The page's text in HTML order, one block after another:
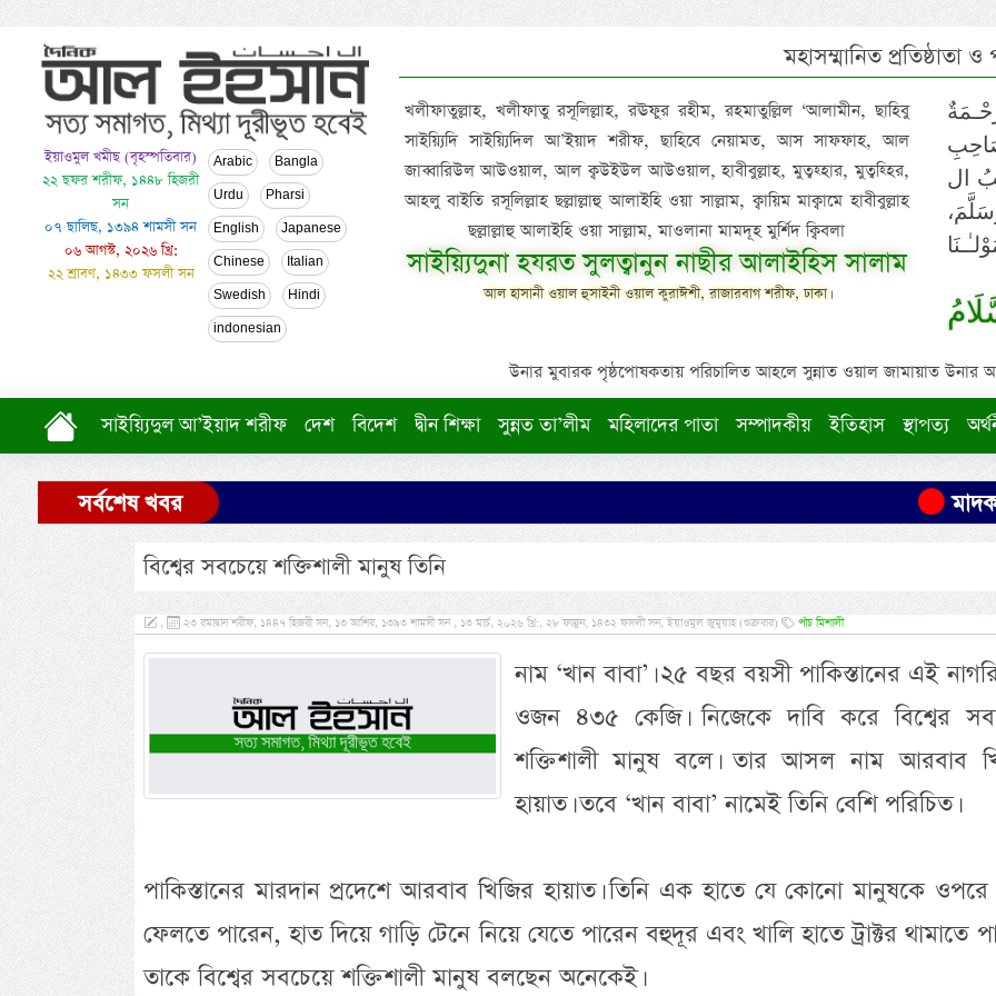
ইয়াওমুল খমীছ (বৃহস্পতিবার)
২২ ছফর শরীফ, ১৪৪৮ হিজরী
সন
০৭ ছালিছ, ১৩৯৪ শামসী সন
০৬ আগস্ট, ২০২৬ খ্রি:
২২ শ্রাবণ, ১৪৩৩ ফসলী সন
Arabic Bangla
Urdu Pharsi
English Japanese
Chinese Italian
Swedish Hindi
indonesian
মহাসম্মানিত প্রতিষ্ঠাতা
খলীফাতুল্লাহ, খলীফাতু রসূলিল্লাহ, রঊফুর রহীম, রহমাতুল্লিল ‘আলামীন, ছাহিবু
সাইয়্যিদি সাইয়্যিদিল আ’ইয়াদ শরীফ, ছাহিবে নেয়ামত, আস সাফফাহ, আল
জাব্বারিউল আউওয়াল, আল ক্বউইউল আউওয়াল, হাবীবুল্লাহ, মুত্বহ্হার, মুত্বহ্হির,
আহলু বাইতি রসূলিল্লাহ ছল্লাল্লাহু আলাইহি ওয়া সাল্লাম, ক্বায়িম মাক্বামে হাবীবুল্লাহ
ছল্লাল্লাহু আলাইহি ওয়া সাল্লাম, মাওলানা মামদূহ মুর্শিদ ক্বিবলা
সাইয়্যিদুনা হযরত সুলত্বানুন নাছীর আলাইহিস সালাম
আল হাসানী ওয়াল হুসাইনী ওয়াল কুরাঈশী, রাজারবাগ শরীফ, ঢাকা।
ال
উনার মুবারক পৃষ্ঠপোষকতায় পরিচালিত আহলে সুন্নাত ওয়াল জামায়াত উনার
সাইয়্যিদুল আ’ইয়াদ শরীফ দেশ বিদেশ দ্বীন শিক্ষা সুন্নত তা’লীম মহিলাদের পাতা সম্পাদকীয় ইতিহাস স্থাপত্য
সর্বশেষ খবর
বিশ্বের সবচেয়ে শক্তিশালী মানুষ তিনি
, ২৩ রমাদ্বান শরীফ, ১৪৪৭ হিজরী সন, ১৩ আশির, ১৩৯৩ শামসী সন , ১৩ মার্চ, ২০২৬ খ্রি:, ২৮ ফাল্গুন, ১৪৩২ ফসলী সন, ইয়াওমুল জুমুয়াহ (শুক্রবার) পাঁচ মিশালী
নাম ‘খান বাবা’। ২৫ বছর বয়সী পাকিস্তানের এই
ওজন ৪৩৫ কেজি। নিজেকে দাবি করে বিশ্বের
শক্তিশালী মানুষ বলে। তার আসল নাম আরবাব
হায়াত। তবে ‘খান বাবা’ নামেই তিনি বেশি পরিচিত।
পাকিস্তানের মারদান প্রদেশে আরবাব খিজির হায়াত। তিনি এক হাতে যে কোনো মানুষকে
ফেলতে পারেন, হাত দিয়ে গাড়ি টেনে নিয়ে যেতে পারেন বহুদূর এবং খালি হাতে ট্রাক্টর থামাতে
তাকে বিশ্বের সবচেয়ে শক্তিশালী মানুষ বলছেন অনেকেই।